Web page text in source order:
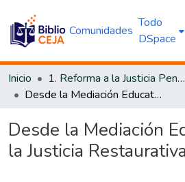
Comunidades
Todo
DSpace
Inicio 1. Reforma a la Justicia Penal
Desde la Mediación Educativa hacia la Justicia Restaurativa
Desde la Mediación
la Justicia